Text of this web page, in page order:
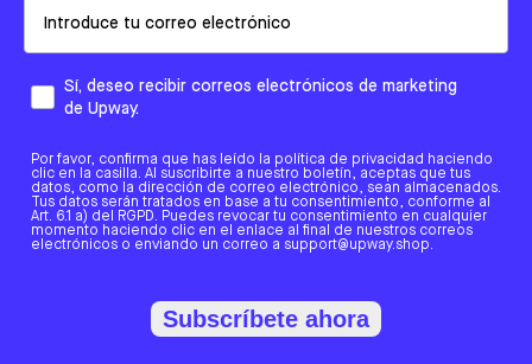
Sí, deseo recibir correos electrónicos de marketing
de Upway.
Por favor, confirma que has leído la política de privacidad haciendo
clic en la casilla. Al suscribirte a nuestro boletín, aceptas que tus
datos, como la dirección de correo electrónico, sean almacenados.
Tus datos serán tratados en base a tu consentimiento, conforme al
Art. 6.1 a) del RGPD. Puedes revocar tu consentimiento en cualquier
momento haciendo clic en el enlace al final de nuestros correos
electrónicos o enviando un correo a support@upway.shop.
Subscríbete ahora